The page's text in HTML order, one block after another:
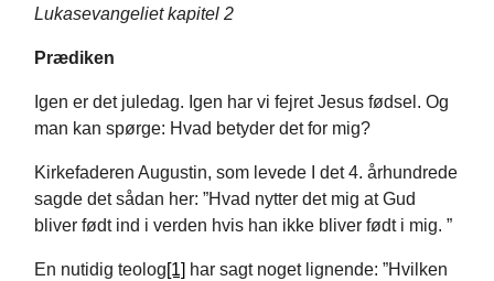
Lukasevangeliet kapitel 2
Prædiken
Igen er det juledag. Igen har vi fejret Jesus fødsel. Og
man kan spørge: Hvad betyder det for mig?
Kirkefaderen Augustin, som levede I det 4. århundrede
sagde det sådan her: ”Hvad nytter det mig at Gud
bliver født ind i verden hvis han ikke bliver født i mig. ”
En nutidig teolog[1] har sagt noget lignende: ”Hvilken